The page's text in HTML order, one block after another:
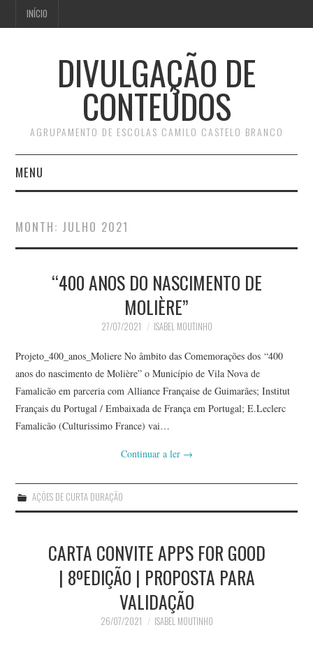
INÍCIO
DIVULGAÇÃO DE
CONTEÚDOS
AGRUPAMENTO DE ESCOLAS CAMILO CASTELO BRANCO
MENU
MONTH: JULHO 2021
“400 ANOS DO NASCIMENTO DE
MOLIÈRE”
27/07/2021 ISABEL MOUTINHO
Projeto_400_anos_Moliere No âmbito das Comemorações dos “400
anos do nascimento de Molière” o Município de Vila Nova de
Famalicão em parceria com Alliance Française de Guimarães; Institut
Français du Portugal / Embaixada de França em Portugal; E.Leclerc
Famalicão (Culturissimo France) vai…
Continuar a ler →
AÇÕES DE CURTA DURAÇÃO
CARTA CONVITE APPS FOR GOOD
| 8ºEDIÇÃO | PROPOSTA PARA
VALIDAÇÃO
26/07/2021 ISABEL MOUTINHO